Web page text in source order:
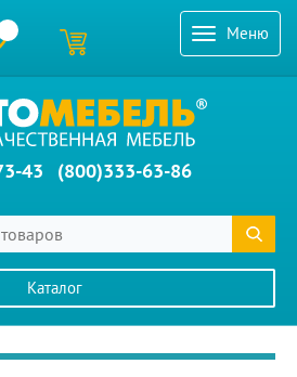
Меню
43 (800)333-63-86
Каталог